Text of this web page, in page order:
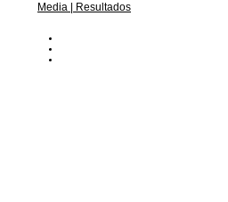
Media | Resultados